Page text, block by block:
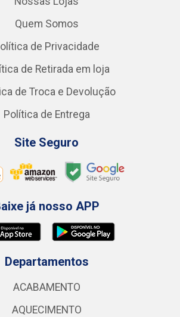
Quem Somos
de Privacidade
de Retirada em loja
de Troca e Devolução
Política de Entrega
Site Seguro
já nosso APP
Departamentos
ACABAMENTO
AQUECIMENTO